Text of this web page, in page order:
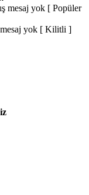
mesaj yok [ Popüler
mesaj yok [ Kilitli ]